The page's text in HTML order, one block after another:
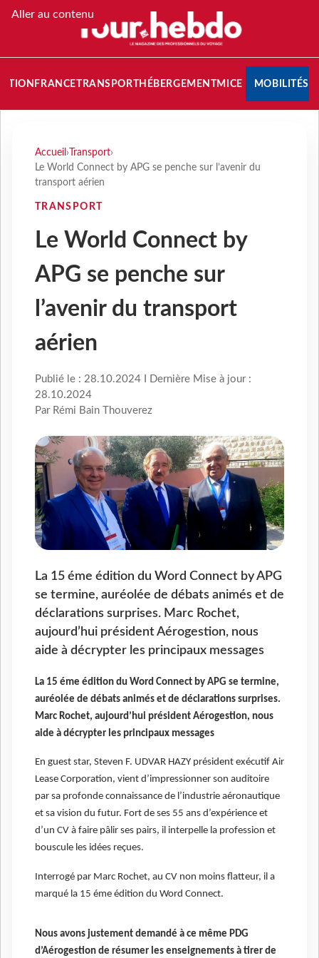
Aller au contenu
FRANCETRANSPORT HÉBERGEMENTMICE MOBILITÉS
Accueil › Transport›
Le World Connect by APG se penche sur l’avenir du
transport aérien
TRANSPORT
Le World Connect by
APG se penche sur
l’avenir du transport
aérien
Publié le : 28.10.2024 I Dernière Mise à jour :
28.10.2024
Par Rémi Bain Thouverez
La 15 éme édition du Word Connect by APG
se termine, auréolée de débats animés et de
déclarations surprises. Marc Rochet,
aujourd’hui président Aérogestion, nous
aide à décrypter les principaux messages
La 15 éme édition du Word Connect by APG se termine,
auréolée de débats animés et de déclarations surprises.
Marc Rochet, aujourd’hui président Aérogestion, nous
aide à décrypter les principaux messages
En guest star, Steven F. UDVAR HAZY président exécutif Air
Lease Corporation, vient d’impressionner son auditoire
par sa profonde connaissance de l’industrie aéronautique
et sa vision du futur. Fort de ses 55 ans d’expérience et
d’un CV à faire pâlir ses pairs, il interpelle la profession et
bouscule les idées reçues.
Interrogé par Marc Rochet, au CV non moins flatteur, il a
marqué la 15 éme édition du Word Connect.
Nous avons justement demandé à ce même PDG
d’Aérogestion de résumer les enseignements à tirer de